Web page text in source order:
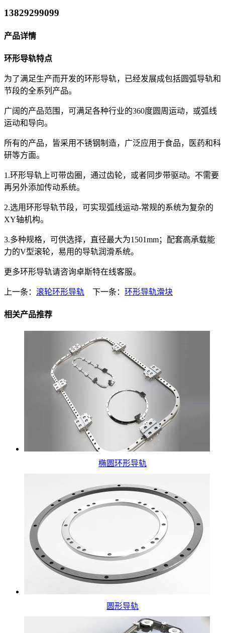
13829299099
产品详情
环形导轨特点
为了满足生产而开发的环形导轨，已经发展成包括圆弧导轨和
节段的全系列产品。
广阔的产品范围，可满足各种行业的360度圆周运动，或弧线
运动和导向。
所有的产品，皆采用不锈钢制造，广泛应用于食品，医药和科
研等方面。
1.环形导轨上可带齿圈，通过齿轮，或者同步带驱动。不需要
再另外添加传动系统。
2.选用环形导轨节段，可实现弧线运动-常规的系统为复杂的
XY轴机构。
3.多种规格，可供选择，直径最大为1501mm；配套高承载能
力的V型滚轮，易用的导轨润滑系统。
更多环形导轨请咨询卓斯特在线客服。
上一条： 滚轮环形导轨 下一条： 环形导轨滑块
相关产品推荐
椭圆环形导轨
圆形导轨